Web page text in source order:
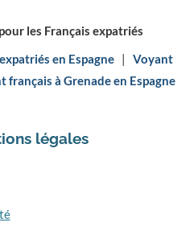
les Français expatriés
en Espagne | Voyant
français à Grenade en Espagne
légales